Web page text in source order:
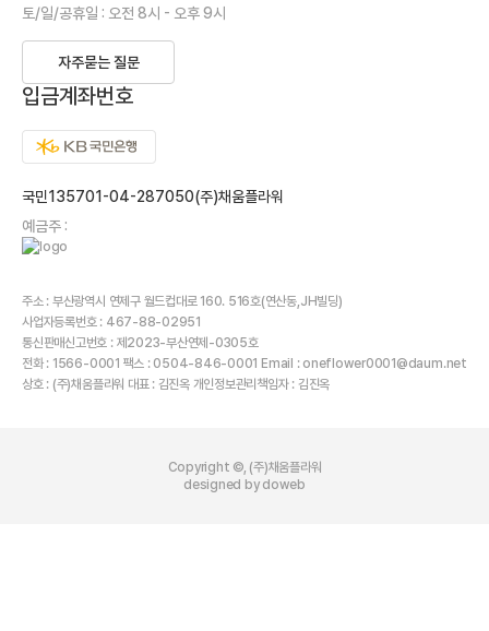
토/일/공휴일 : 오전 8시 - 오후 9시
자주묻는 질문
입금계좌번호
국민135701-04-287050(주)채움플라워
예금주 :
주소 : 부산광역시 연제구 월드컵대로 160. 516호(연산동,JH빌딩)
사업자등록번호 : 467-88-02951
통신판매신고번호 : 제2023-부산연제-0305호
전화 : 1566-0001 팩스 : 0504-846-0001 Email : oneflower0001@daum.net
상호 : (주)채움플라워 대표 : 김진옥 개인정보관리책임자 : 김진옥
Copyright ©, (주)채움플라워
designed by doweb